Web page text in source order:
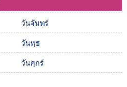
วันจันทร์
วันพุธ
วันศุกร์